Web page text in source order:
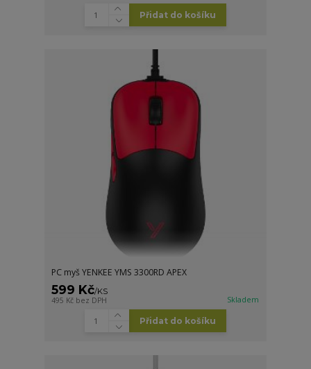
Přidat do košíku
PC myš YENKEE YMS 3300RD APEX
599 Kč/KS
495 Kč bez DPH Skladem
Přidat do košíku